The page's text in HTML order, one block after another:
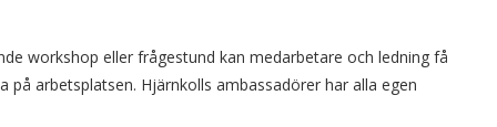
workshop eller frågestund kan medarbetare och ledning få
arbetsplatsen. Hjärnkolls ambassadörer har alla egen